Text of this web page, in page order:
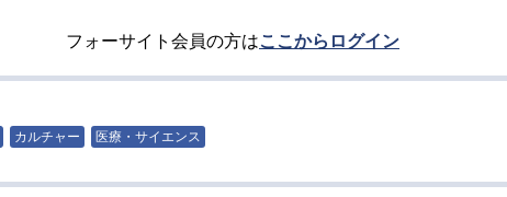
フォーサイト会員の方はここからログイン
カルチャー 医療・サイエンス